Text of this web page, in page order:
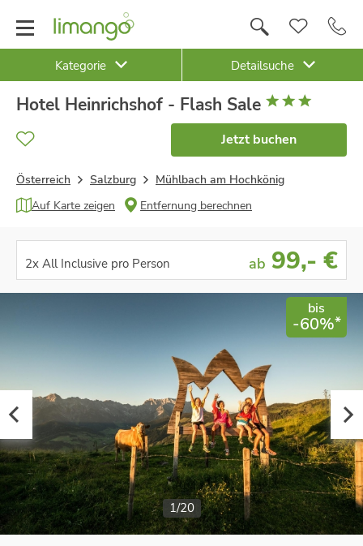
Kategorie Detailsuche
Hotel Heinrichshof - Flash Sale
Jetzt buchen
Österreich Salzburg
Mühlbach am Hochkönig
Auf Karte zeigen
Entfernung berechnen
2x All Inclusive pro Person ab 99,- €
bis
-60%*
1/20